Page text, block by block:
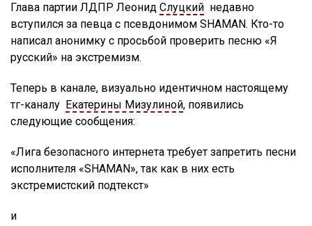
Глава партии ЛДПР Леонид Слуцкий недавно
вступился за певца с псевдонимом SHAMAN. Кто-то
написал анонимку с просьбой проверить песню «Я
русский» на экстремизм.
Теперь в канале, визуально идентичном настоящему
тг-каналу Екатерины Мизулиной, появились
следующие сообщения:
«Лига безопасного интернета требует запретить песни
исполнителя «SHAMAN», так как в них есть
экстремистский подтекст»
и